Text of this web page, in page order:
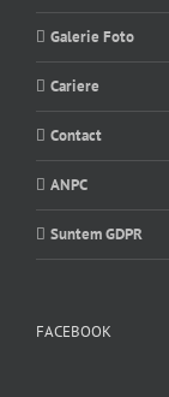
Galerie Foto
Cariere
Contact
ANPC
Suntem GDPR
FACEBOOK